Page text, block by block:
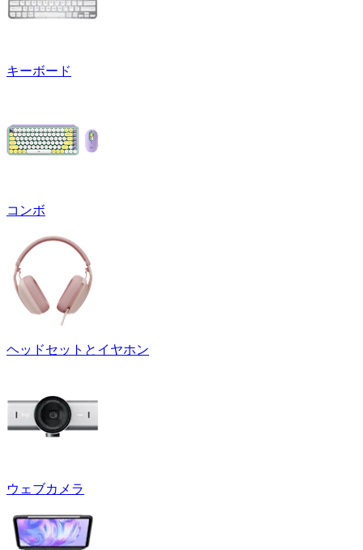
キーボード
コンボ
ヘッドセットとイヤホン
ウェブカメラ